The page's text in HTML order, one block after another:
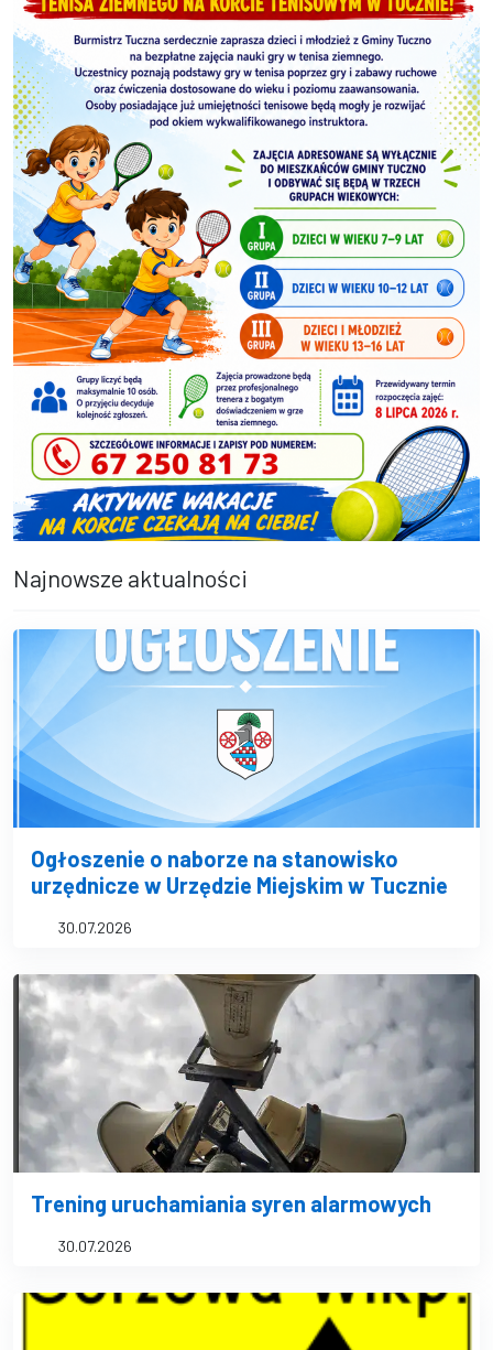
Najnowsze aktualności
Ogłoszenie o naborze na stanowisko
urzędnicze w Urzędzie Miejskim w Tucznie
30.07.2026
Trening uruchamiania syren alarmowych
30.07.2026